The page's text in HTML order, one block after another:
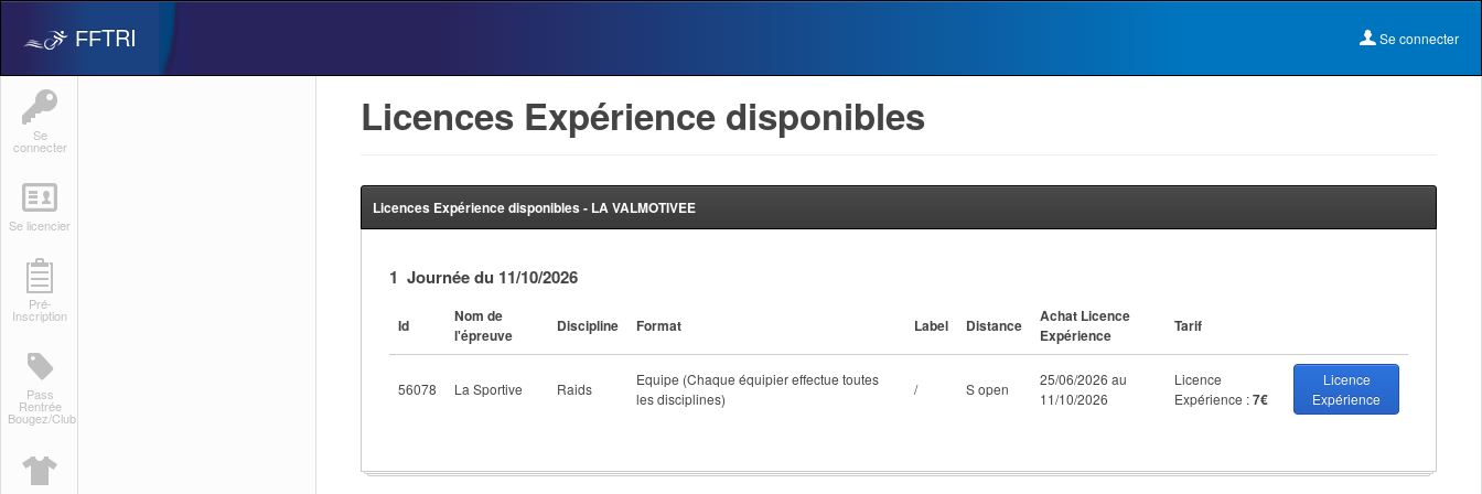
FFTRI Se connecter
Se
connecter
Se licencier
Pré-
Inscription
Pass
Rentrée
Bougez/Club
Licences Expérience disponibles
Licences Expérience disponibles - LA VALMOTIVEE
1 Journée du 11/10/2026
Id
Nom de
l'épreuve
Discipline Format Label Distance
Achat Licence
Expérience
Tarif
56078 La Sportive Raids
Equipe (Chaque équipier effectue toutes
les disciplines)
/ S open
25/06/2026 au
11/10/2026
Licence
Expérience :7€
Licence
Expérience